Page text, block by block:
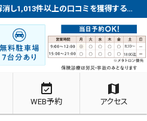
廿日市市で数多くの痛み不調を解消し1,013件以上の口コミを獲得する整体院
event_available
WEB予約
map
アクセス